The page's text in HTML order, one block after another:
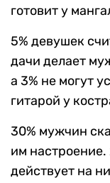
готовит у
5% девушек
дачи делает
а 3% не могут
гитарой у
30% мужчин
им настроение.
действует на